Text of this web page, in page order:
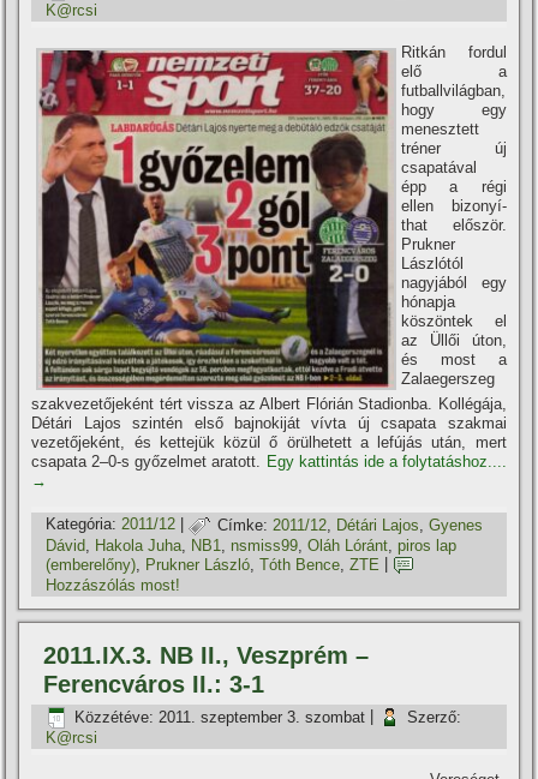
K@rcsi
Ritkán fordul
elő a
futballvilágban,
hogy egy
menesztett
tréner új
csapatával
épp a régi
ellen bizonyí­
that először.
Prukner
Lászlótól
nagyjából egy
hónapja
köszöntek el
az Üllői úton,
és most a
Zalaegerszeg
szakvezetőjeként tért vissza az Albert Flórián Stadionba. Kollégája,
Détári Lajos szintén első bajnokiját ví­vta új csapata szakmai
vezetőjeként, és kettejük közül ő örülhetett a lefújás után, mert
csapata 2–0-s győzelmet aratott. Egy kattintás ide a folytatáshoz....
→
Kategória: 2011/12 | Címke: 2011/12 Détári Lajos ,Gyenes
Dávid, Hakola Juha, NB1, nsmiss99,Oláh Lóránt,piros lap
(emberelőny) Prukner László ,Tóth Bence ,ZTE
Hozzászólás most!
2011.IX.3. NB II., Veszprém –
Ferencváros II.: 3-1
Közzétéve: 2011. szeptember 3. szombat
Szerző:
K@rcsi